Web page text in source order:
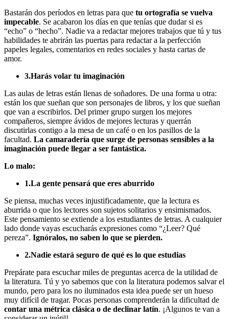
Bastarán dos períodos en letras para que tu ortografía se vuelva
impecable. Se acabaron los días en que tenías que dudar si es
“echo” o “hecho”. Nadie va a redactar mejores trabajos que tú y tus
habilidades te abrirán las puertas para redactar a la perfección
papeles legales, comentarios en redes sociales y hasta cartas de
amor.
3.Harás volar tu imaginación
Las aulas de letras están llenas de soñadores. De una forma u otra:
están los que sueñan que son personajes de libros, y los que sueñan
que van a escribirlos. Del primer grupo surgen los mejores
compañeros, siempre ávidos de mejores lecturas y querrán
discutirlas contigo a la mesa de un café o en los pasillos de la
facultad. La camaradería que surge de personas sensibles a la
imaginación puede llegar a ser fantástica.
Lo malo:
1.La gente pensará que eres aburrido
Se piensa, muchas veces injustificadamente, que la lectura es
aburrida o que los lectores son sujetos solitarios y ensimismados.
Este pensamiento se extiende a los estudiantes de letras. A cualquier
lado donde vayas escucharás expresiones como “¿Leer? Qué
pereza”. Ignóralos, no saben lo que se pierden.
2.Nadie estará seguro de qué es lo que estudias
Prepárate para escuchar miles de preguntas acerca de la utilidad de
la literatura. Tú y yo sabemos que con la literatura podemos salvar el
mundo, pero para los no iluminados esta idea puede ser un hueso
muy difícil de tragar. Pocas personas comprenderán la dificultad de
contar una métrica clásica o de declinar latín. ¡Algunos te van a